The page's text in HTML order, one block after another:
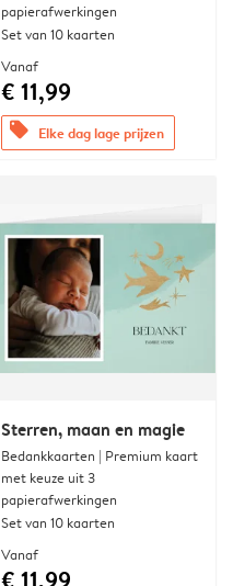
papierafwerkingen
Set van 10 kaarten
Vanaf
€ 11,99
offers Elke dag lage prijzen
Sterren, maan en magie
Bedankkaarten | Premium kaart
met keuze uit 3
papierafwerkingen
Set van 10 kaarten
Vanaf